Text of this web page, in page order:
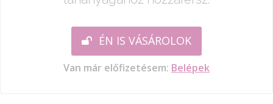
ÉN IS VÁSÁROLOK
Van már előfizetésem: Belépek